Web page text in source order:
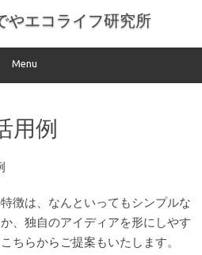
やエコライフ研究所
Menu
用例
徴は、なんといってもシンプルな
、独自のアイディアを形にしやす
ちらからご提案もいたします。